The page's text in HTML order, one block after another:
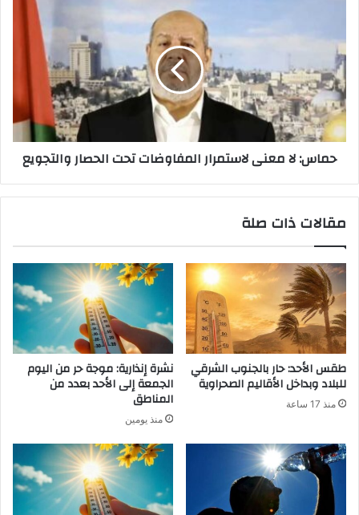
حماس: لا معنى لاستمرار المفاوضات تحت الحصار والتجويع
مقالات ذات صلة
طقس الأحد: حار بالجنوب الشرقي
للبلاد وبداخل الأقاليم الصحراوية
منذ 17 ساعة
نشرة إنذارية: موجة حر من اليوم
الجمعة إلى الأحد بعدد من
المناطق
منذ يومين